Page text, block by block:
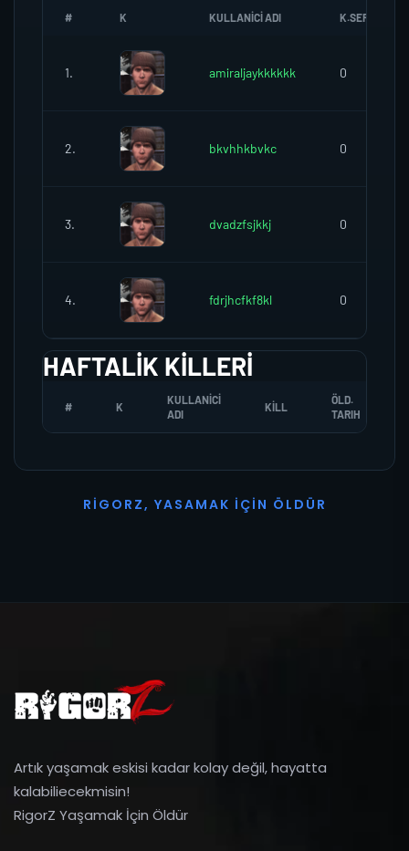
# K KULLANICI ADI K.SEREFI
1. amiraljaykkkkkk 0
2. bkvhhkbvkc 0
3. dvadzfsjkkj 0
4. fdrjhcfkf8kl 0
HAFTALIK KILLERI
# K
KULLANICI
ADI
KILL
ÖLD.
TARIH
R I G O R Z, YASAMAK İ ÇI N Ö L D Ü R
Artık yaşamak eskisi kadar kolay değil, hayatta
kalabiliecekmisin!
RigorZ Yaşamak İçin Öldür